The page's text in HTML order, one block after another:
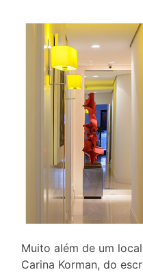
Muito além de um
Carina Korman, do